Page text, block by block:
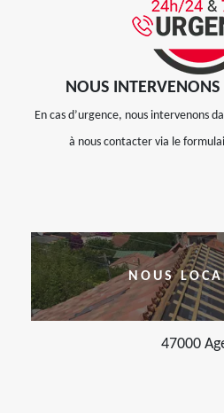
NOUS
En cas d’urgence, nous intervenons
à nous contacter via le
NOUS
47000